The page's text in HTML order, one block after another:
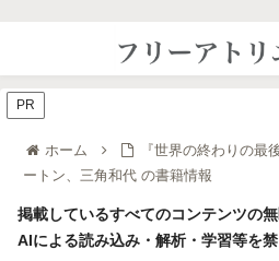
ホーム
『世界の終わりの最
ートン、三角和代 の書籍情報
掲載しているすべてのコンテンツの
AIによる読み込み・解析・学習等を禁
PR